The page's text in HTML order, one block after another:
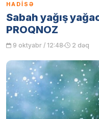
HADISƏ
Sabah yağış
PROQNOZ
9 oktyabr / 12:48 2 dəq